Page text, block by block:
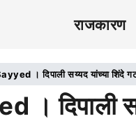
राजकारण
। दिपाली सय्यद यांच्या शिंदे
दिपाली